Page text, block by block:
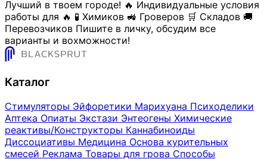
Лучший в твоем городе! 🔥 Индивидуальные условия
работы для 🔥 🧪 Химиков 🚜 Гроверов 🛒 Складов 🚚
Перевозчиков Пишите в личку, обсудим все
варианты и вохможности!
Каталог
Стимуляторы Эйфоретики Марихуана Психоделики
Аптека Опиаты Экстази Энтеогены Химические
реактивы/Конструкторы Каннабиноиды
Диссоциативы Медицина Основа курительных
смесей Реклама Товары для грова Способы